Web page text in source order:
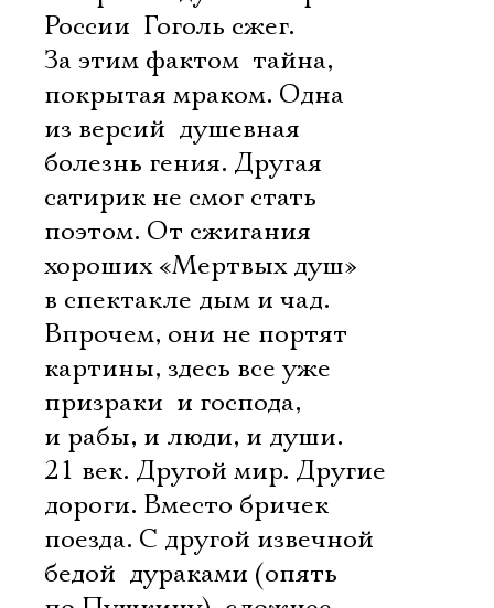
России  Гоголь сжег.
За этим фактом  тайна,
покрытая мраком. Одна
из версий  душевная
болезнь гения. Другая 
сатирик не смог стать
поэтом. От сжигания
хороших «Мертвых душ»
в спектакле дым и чад.
Впрочем, они не портят
картины, здесь все уже
призраки  и господа,
и рабы, и люди, и души.
21 век. Другой мир. Другие
дороги. Вместо бричек 
поезда. С другой извечной
бедой  дураками (опять